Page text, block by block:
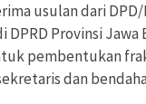
usulan dari
Provinsi Jawa
pembentukan
dan